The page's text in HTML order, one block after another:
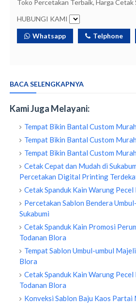
Toko Percetakan Terbaik, Harga Cetak
HUBUNGI KAMI
Whatsapp Telphone
BACA SELENGKAPNYA
Kami Juga Melayani:
Tempat Bikin Bantal Custom
Tempat Bikin Bantal Custom
Tempat Bikin Bantal Custom
Cetak Cepat dan Mudah di
Percetakan Digital Printing
Cetak Spanduk Kain Warung Pecel
Percetakan Sablon Bendera
Sukabumi
Cetak Spanduk Kain Promosi
Todanan Blora
Tempat Sablon Umbul-umbul
Blora
Cetak Spanduk Kain Warung
Todanan Blora
Konveksi Sablon Baju Kaos Partai